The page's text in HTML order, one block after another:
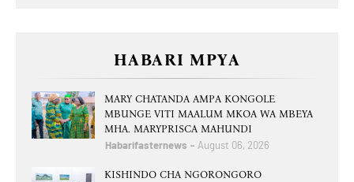
HABARI MPYA
MARY CHATANDA AMPA KONGOLE
MBUNGE VITI MAALUM MKOA WA MBEYA
MHA. MARYPRISCA MAHUNDI
Habarifasternews August 06, 2026
KISHINDO CHA NGORONGORO